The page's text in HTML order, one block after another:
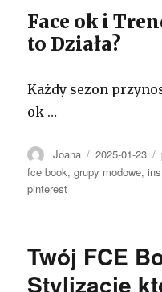
Face ok i
to Działa?
Każdy sezon
ok …
Autor
Joana Opublikowano
2025-01-23
fce book,grupy modowe,
pinterest
Twój FCE
Stylizacje